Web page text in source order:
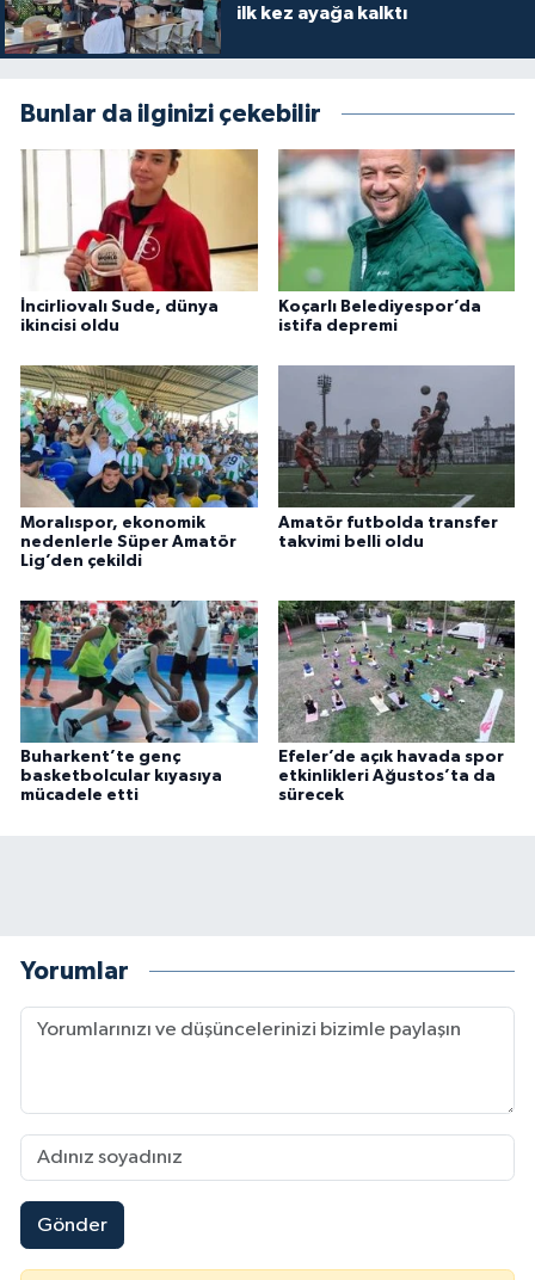
ilk kez ayağa kalktı
Bunlar da ilginizi çekebilir
İncirliovalı Sude, dünya
ikincisi oldu
Koçarlı Belediyespor’da
istifa depremi
Moralıspor, ekonomik
nedenlerle Süper Amatör
Lig’den çekildi
Amatör futbolda transfer
takvimi belli oldu
Buharkent’te genç
basketbolcular kıyasıya
mücadele etti
Efeler’de açık havada spor
etkinlikleri Ağustos’ta da
sürecek
Yorumlar
Gönder